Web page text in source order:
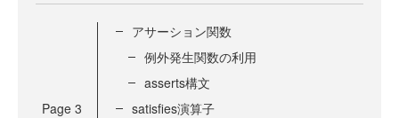
Page 3
アサーション関数
例外発生関数の利用
asserts構文
satisfies演算子